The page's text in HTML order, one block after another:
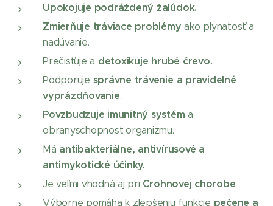
Upokojuje podráždený žalúdok.
Zmierňuje tráviace problémy ako plynatosť a
nadúvanie.
Prečisťuje a detoxikuje hrubé črevo.
Podporuje správne trávenie a pravidelné
vyprázdňovanie.
Povzbudzuje imunitný systém a
obranyschopnosť organizmu.
Má antibakteriálne, antivírusové a
antimykotické účinky.
Je veľmi vhodná aj pri Crohnovej chorobe.
Výborne pomáha k zlepšeniu funkcie pečene a